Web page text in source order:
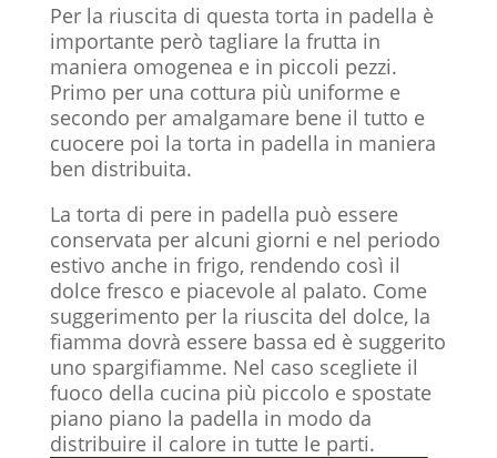
Per la riuscita di questa torta in padella è
importante però tagliare la frutta in
maniera omogenea e in piccoli pezzi.
Primo per una cottura più uniforme e
secondo per amalgamare bene il tutto e
cuocere poi la torta in padella in maniera
ben distribuita.
La torta di pere in padella può essere
conservata per alcuni giorni e nel periodo
estivo anche in frigo, rendendo così il
dolce fresco e piacevole al palato. Come
suggerimento per la riuscita del dolce, la
fiamma dovrà essere bassa ed è suggerito
uno spargifiamme. Nel caso scegliete il
fuoco della cucina più piccolo e spostate
piano piano la padella in modo da
distribuire il calore in tutte le parti.